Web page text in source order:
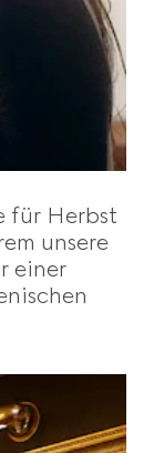
für Herbst
unsere
einer